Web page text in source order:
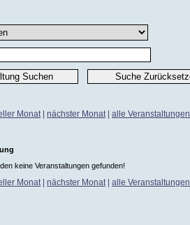
Monat| nächster Monat| alle Veranstaltungen
keine Veranstaltungen gefunden!
Monat| nächster Monat| alle Veranstaltungen